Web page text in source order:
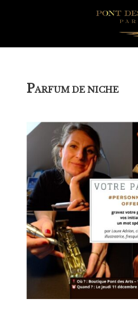
PARFUM DE NICHE